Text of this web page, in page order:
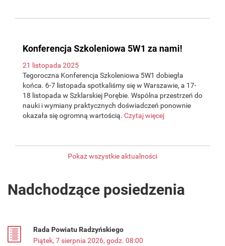
Konferencja Szkoleniowa 5W1 za nami!
21 listopada 2025
Tegoroczna Konferencja Szkoleniowa 5W1 dobiegła
końca. 6-7 listopada spotkaliśmy się w Warszawie, a 17-
18 listopada w Szklarskiej Porębie. Wspólna przestrzeń do
nauki i wymiany praktycznych doświadczeń ponownie
okazała się ogromną wartością. Czytaj więcej
Pokaż wszystkie aktualności
Nadchodzące posiedzenia
Rada Powiatu Radzyńskiego
Piątek, 7 sierpnia 2026, godz. 08:00